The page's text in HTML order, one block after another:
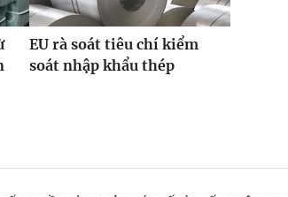
EU rà soát tiêu chí kiểm
soát nhập khẩu thép